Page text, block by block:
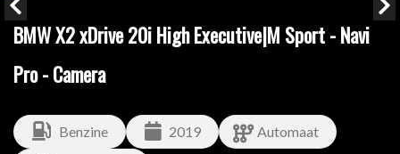
BMW X2 xDrive 20i High Executive|M Sport - Navi
Pro - Camera
Benzine 2019
Automaat